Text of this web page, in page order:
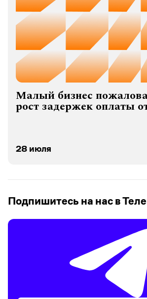
Малый бизнес
рост задержек оплаты
28 июля
Подпишитесь на нас в